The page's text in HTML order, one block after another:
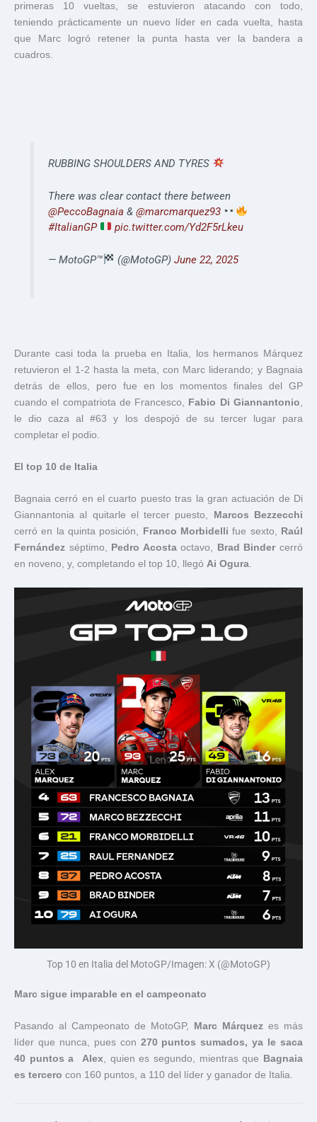
primeras 10 vueltas, se estuvieron atacando con todo,
teniendo prácticamente un nuevo líder en cada vuelta, hasta
que Marc logró retener la punta hasta ver la bandera a
cuadros.
RUBBING SHOULDERS AND TYRES
There was clear contact there between
@PeccoBagnaia & @marcmarquez93
#ItalianGP
pic.twitter.com/Yd2F5rLkeu
— MotoGP™ (@MotoGP) June 22, 2025
Durante casi toda la prueba en Italia, los hermanos Márquez
retuvieron el 1-2 hasta la meta, con Marc liderando; y Bagnaia
detrás de ellos, pero fue en los momentos finales del GP
cuando el compatriota de Francesco, Fabio Di Giannantonio,
le dio caza al #63 y los despojó de su tercer lugar para
completar el podio.
El top 10 de Italia
Bagnaia cerró en el cuarto puesto tras la gran actuación de Di
Giannantonia al quitarle el tercer puesto,
Marcos Bezzecchi
cerró en la quinta posición,
Franco Morbidelli fue sexto,
Raúl
Fernández séptimo, Pedro Acostaoctavo, Brad Bindercerró
en noveno, y, completando el top 10, llegó Ai Ogura
Top 10 en Italia del MotoGP/Imagen: X (@MotoGP)
Marc sigue imparable en el campeonato
Pasando al Campeonato de MotoGP, Marc Márquez es más
líder que nunca, pues con 270 puntos sumados, ya le saca
40 puntos a Alex, quien es segundo, mientras que
Bagnaia
es tercero con 160 puntos, a 110 del líder y ganador de Italia.